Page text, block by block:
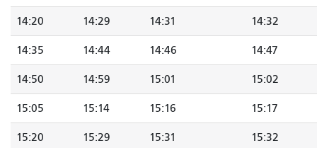
14:20 14:29 14:31 14:32
14:35 14:44 14:46 14:47
14:50 14:59 15:01 15:02
15:05 15:14 15:16 15:17
15:20 15:29 15:31 15:32